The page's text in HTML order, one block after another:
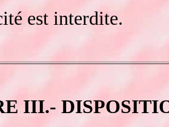
est interdite.
III.-